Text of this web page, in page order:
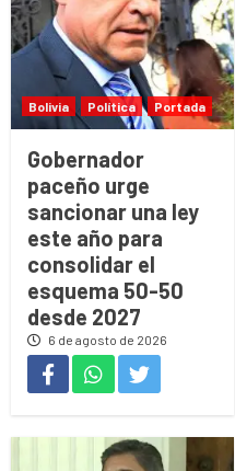
Bolivia Política Portada
Gobernador
paceño urge
sancionar una ley
este año para
consolidar el
esquema 50-50
desde 2027
6 de agosto de 2026